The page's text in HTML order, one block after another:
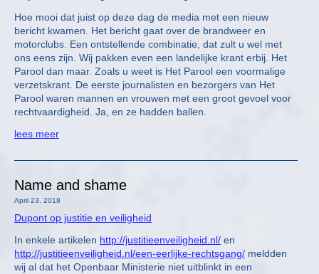
Hoe mooi dat juist op deze dag de media met een nieuw
bericht kwamen. Het bericht gaat over de brandweer en
motorclubs. Een ontstellende combinatie, dat zult u wel met
ons eens zijn. Wij pakken even een landelijke krant erbij. Het
Parool dan maar. Zoals u weet is Het Parool een voormalige
verzetskrant. De eerste journalisten en bezorgers van Het
Parool waren mannen en vrouwen met een groot gevoel voor
rechtvaardigheid. Ja, en ze hadden ballen.
lees meer
Name and shame
April 23, 2018
Dupont op justitie en veiligheid
In enkele artikelen http://justitieenveiligheid.nl/ en
http://justitieenveiligheid.nl/een-eerlijke-rechtsgang/ meldden
wij al dat het Openbaar Ministerie niet uitblinkt in een